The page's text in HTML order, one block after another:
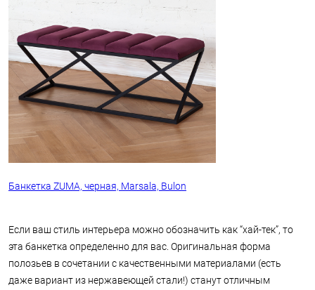
Банкетка ZUMA, черная, Marsala, Bulon
Если ваш стиль интерьера можно обозначить как “хай-тек”, то
эта банкетка определенно для вас. Оригинальная форма
полозьев в сочетании с качественными материалами (есть
даже вариант из нержавеющей стали!) станут отличным